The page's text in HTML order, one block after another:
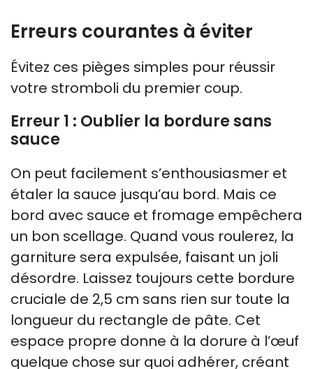
Erreurs courantes à éviter
Évitez ces pièges simples pour réussir
votre stromboli du premier coup.
Erreur 1 : Oublier la bordure sans
sauce
On peut facilement s’enthousiasmer et
étaler la sauce jusqu’au bord. Mais ce
bord avec sauce et fromage empêchera
un bon scellage. Quand vous roulerez, la
garniture sera expulsée, faisant un joli
désordre. Laissez toujours cette bordure
cruciale de 2,5 cm sans rien sur toute la
longueur du rectangle de pâte. Cet
espace propre donne à la dorure à l’œuf
quelque chose sur quoi adhérer, créant